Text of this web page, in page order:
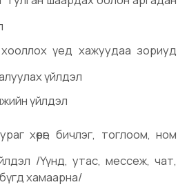
үед хажуудаа зориуд
үйлдэл
үйлдэл
хөрөг, бичлэг, тоглоом, ном
/Үүнд, утас, мессеж, чат,
хамаарна/